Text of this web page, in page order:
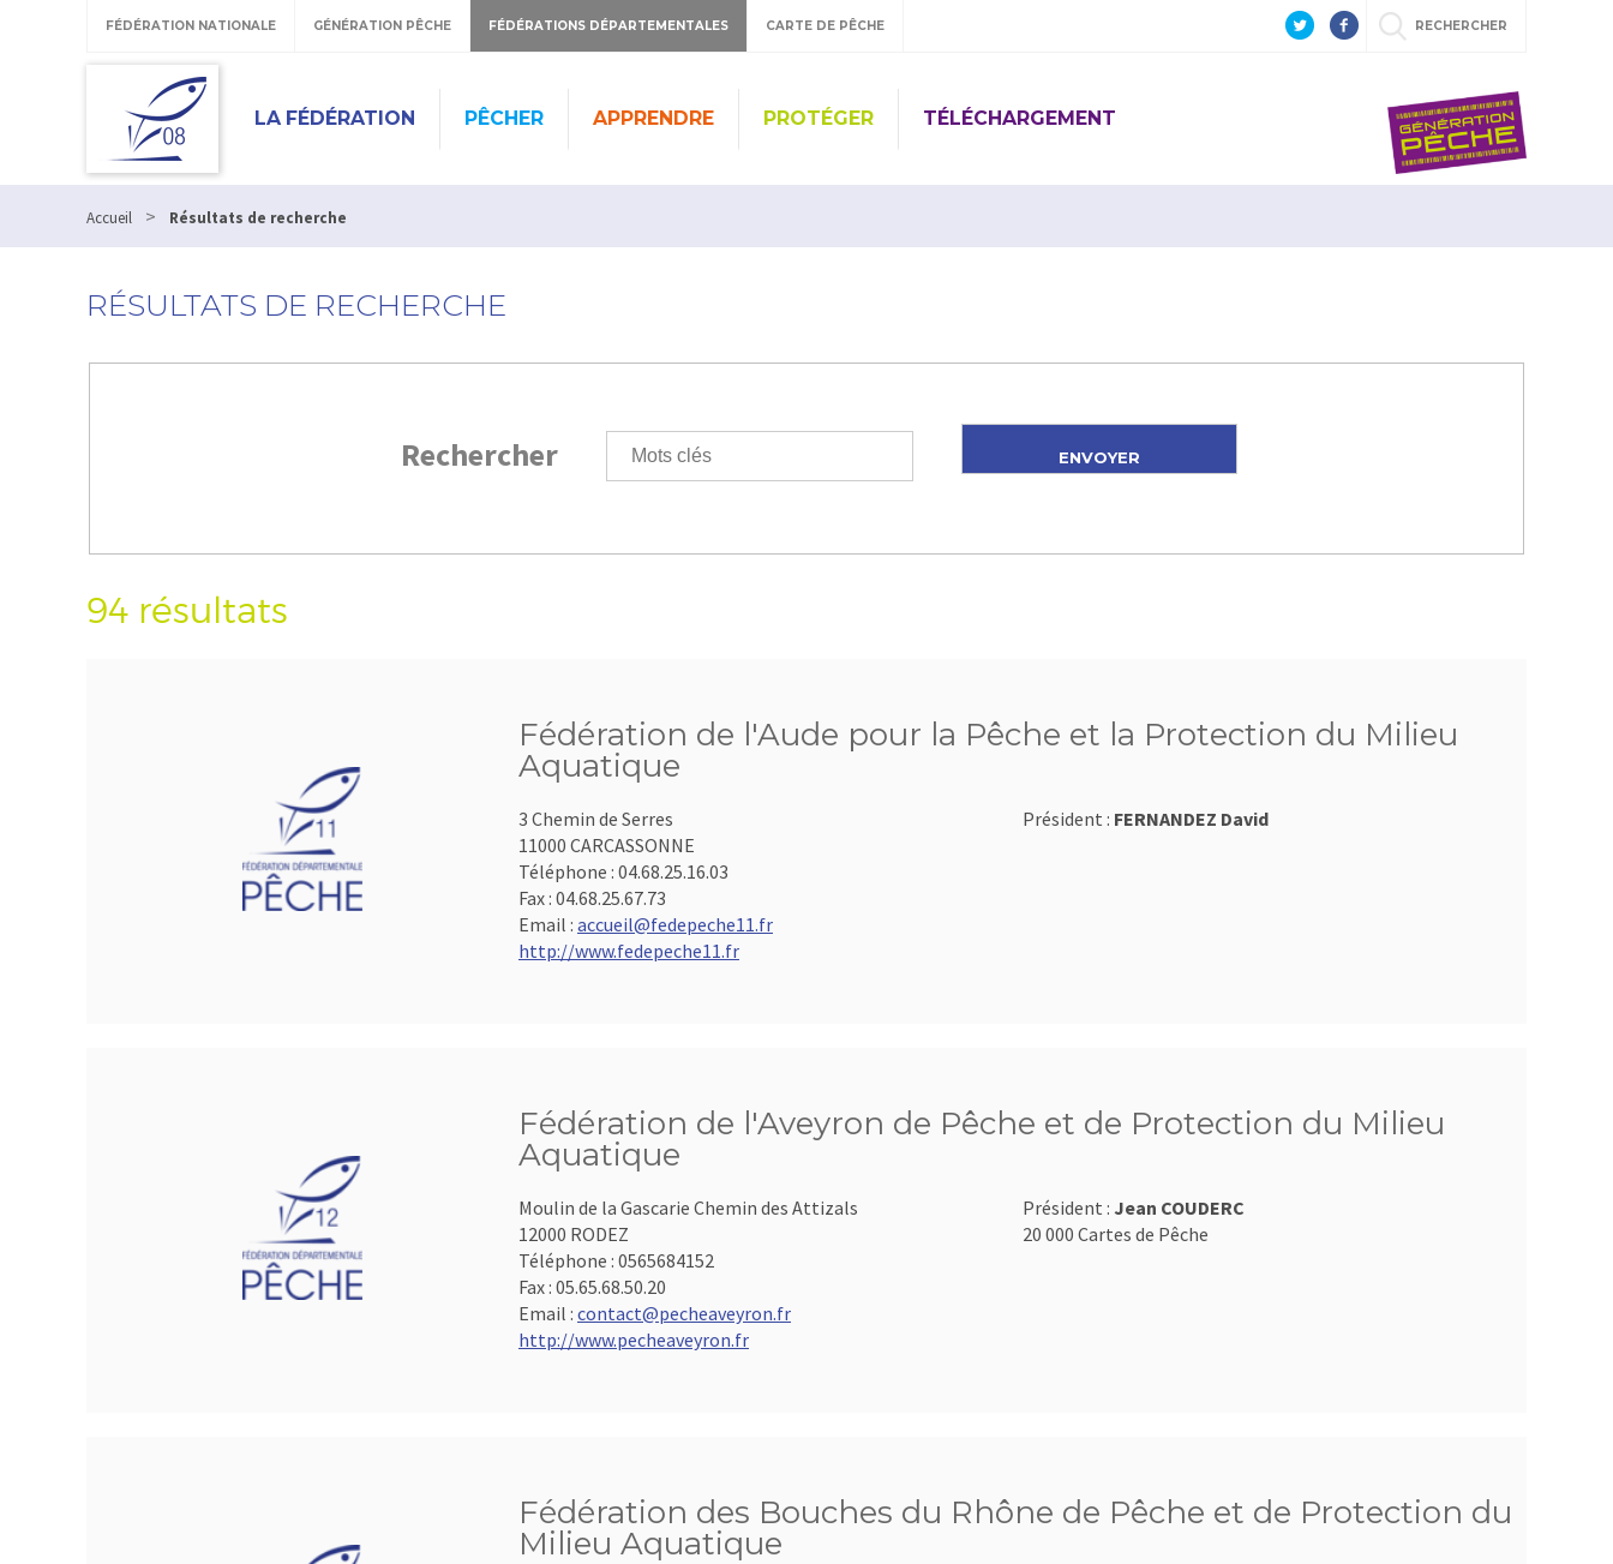
FÉDÉRATION NATIONALE GÉNÉRATION PÊCHE FÉDÉRATIONS DÉPARTEMENTALES CARTE DE PÊCHE RECHERCHER
LA FÉDÉRATION PÊCHER APPRENDRE PROTÉGER TÉLÉCHARGEMENT
Accueil > Résultats de recherche
RÉSULTATS DE RECHERCHE
Rechercher
94 résultats
Fédération de l'Aude pour la Pêche et la Protection du Milieu
Aquatique
3 Chemin de Serres
11000 CARCASSONNE
Téléphone : 04.68.25.16.03
Fax : 04.68.25.67.73
Email : accueil@fedepeche11.fr
http://www.fedepeche11.fr
Président : FERNANDEZ David
Fédération de l'Aveyron de Pêche et de Protection du Milieu
Aquatique
Moulin de la Gascarie Chemin des Attizals
12000 RODEZ
Téléphone : 0565684152
Fax : 05.65.68.50.20
Email : contact@pecheaveyron.fr
http://www.pecheaveyron.fr
Président : Jean COUDERC
20 000 Cartes de Pêche
Fédération des Bouches du Rhône de Pêche et de Protection du
Milieu Aquatique